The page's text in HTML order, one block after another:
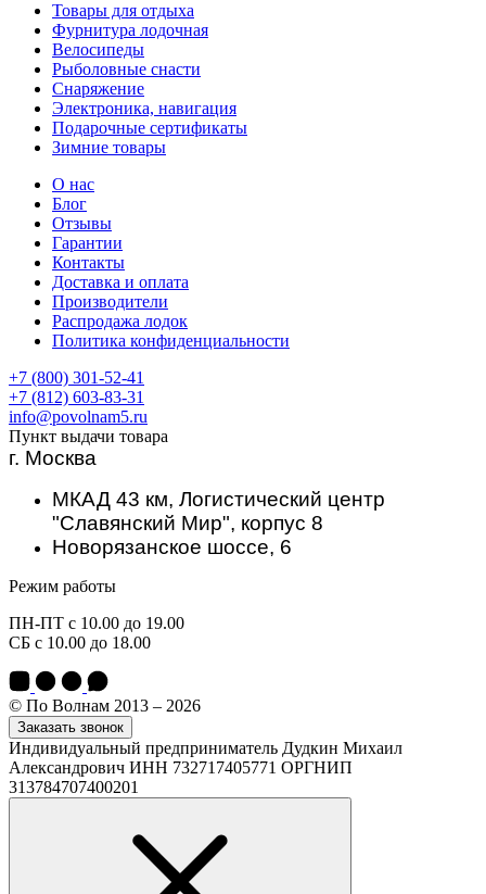
Товары для отдыха
Фурнитура лодочная
Велосипеды
Рыболовные снасти
Снаряжение
Электроника, навигация
Подарочные сертификаты
Зимние товары
О нас
Блог
Отзывы
Гарантии
Контакты
Доставка и оплата
Производители
Распродажа лодок
Политика конфиденциальности
+7 (800) 301-52-41
+7 (812) 603-83-31
info@povolnam5.ru
Пункт выдачи товара
г. Москва
МКАД 43 км, Логистический центр
"Славянский Мир", корпус 8
Новорязанское шоссе, 6
Режим работы
ПН-ПТ с 10.00 до 19.00
СБ с 10.00 до 18.00
© По Волнам 2013 – 2026
Заказать звонок
Индивидуальный предприниматель Дудкин Михаил
Александрович ИНН 732717405771 ОРГНИП
313784707400201